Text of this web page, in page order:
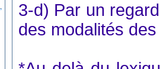
3-d) Par un
des modalités